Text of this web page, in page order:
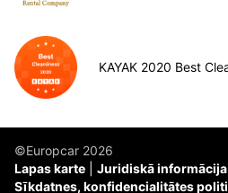
KAYAK 2020 Best
©Europcar 2026
Lapas karte
Juridiskā informācija
Sīkdatnes, konfidencialitātes